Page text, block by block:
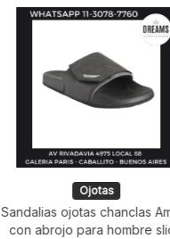
Ojotas
Sandalias ojotas chanclas
con abrojo para hombre